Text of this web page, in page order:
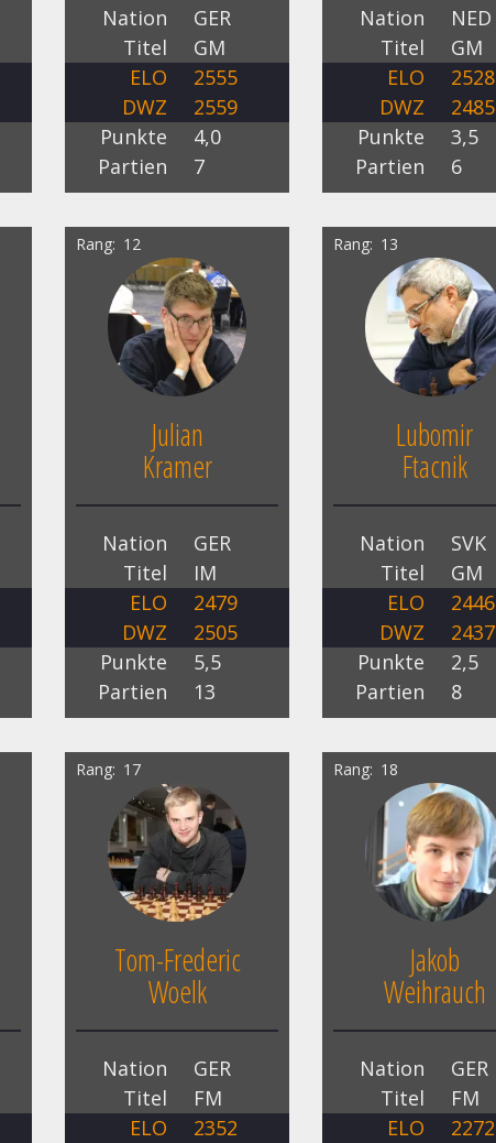
Nation
GER
Titel
GM
ELO
2555
DWZ
2559
Punkte
4,0
Partien
7
Nation
NED
Titel
GM
ELO
2528
DWZ
2485
Punkte
3,5
Partien
6
Rang 12
Julian
Kramer
Nation
GER
Titel
IM
ELO
2479
DWZ
2505
Punkte
5,5
Partien
13
Rang 13
Lubomir
Ftacnik
Nation
SVK
Titel
GM
ELO
2446
DWZ
2437
Punkte
2,5
Partien
8
Rang 17
Tom-Frederic
Woelk
Nation
GER
Titel
FM
ELO
2352
Rang 18
Jakob
Weihrauch
Nation
GER
Titel
FM
ELO
2272